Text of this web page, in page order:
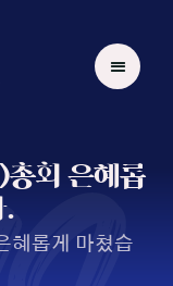
회 은혜롭
.
혜롭게 마쳤습